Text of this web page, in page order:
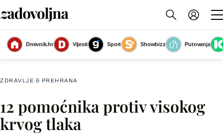
Dnevnik.hr Vijesti Sport Showbizz
Putovanja
Slika nije dostupna
ZDRAVLJE & PREHRANA
12 pomoćnika protiv visokog
krvog tlaka
Facebook